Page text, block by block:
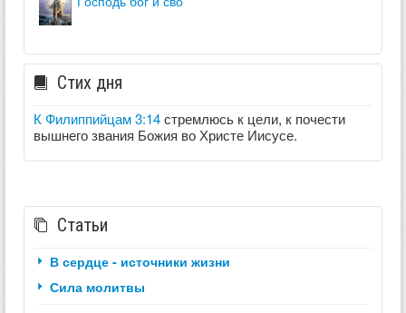
Стих дня
К Филиппийцам 3:14стремлюсь к цели, к почести
вышнего звания Божия во Христе Иисусе.
Статьи
В сердце - источники жизни
Сила молитвы